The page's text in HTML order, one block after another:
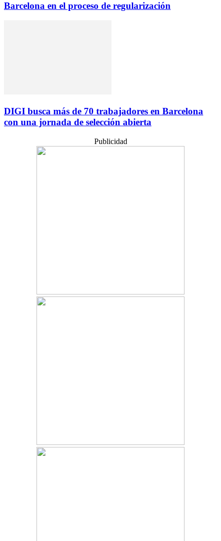
Barcelona en el proceso de regularización
DIGI busca más de 70 trabajadores en Barcelona
con una jornada de selección abierta
Publicidad